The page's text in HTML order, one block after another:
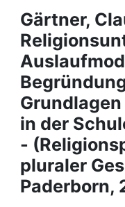
Projects
People
Institutions
Awards
My FIS
Help
Gärtner,
in der
-
pluraler
Paderborn,